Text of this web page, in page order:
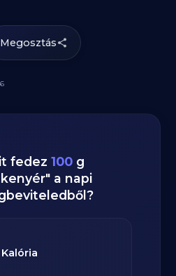
Megosztás
fedez 100 g
" a napi
Kalória